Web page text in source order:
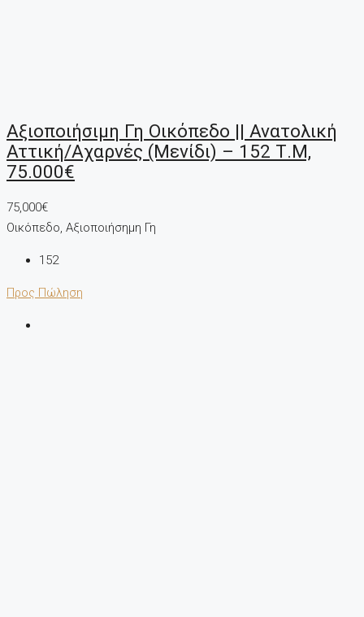
Αξιοποιήσιμη Γη Οικόπεδο || Ανατολική
Αττική/Αχαρνές (Μενίδι) – 152 Τ.μ,
75.000€
75,000€
Οικόπεδο, Αξιοποιήσημη Γη
152
Προς Πώληση